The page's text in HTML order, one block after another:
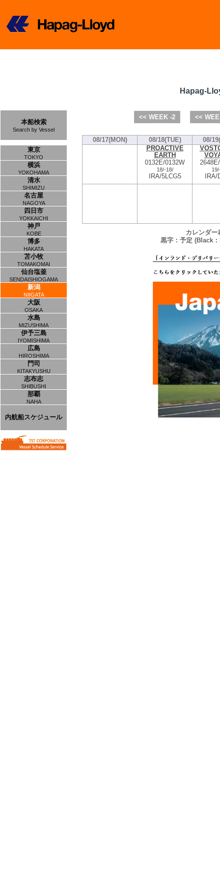
本船検索
Search by Vessel
東京
TOKYO
横浜
YOKOHAMA
清水
SHIMIZU
名古屋
NAGOYA
四日市
YOKKAICHI
神戸
KOBE
博多
HAKATA
苫小牧
TOMAKOMAI
仙台塩釜
SENDAISHIOGAMA
新潟
NIIGATA
大阪
OSAKA
水島
MIZUSHIMA
伊予三島
IYOMISHIMA
広島
HIROSHIMA
門司
KITAKYUSHU
志布志
SHIBUSHI
那覇
NAHA
内航船スケジュール
Hapag-
<< WEEK -2 <<
08/17(MON) 08/18(TUE)
08/
PROACTIVE
EARTH
0132E/0132W
18/-18/
IRA/5LCG5
19/
カレンダー
黒字：予定 (Black